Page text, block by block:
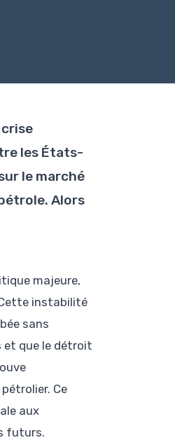
les États-
le marché
Alors
majeure,
instabilité
sans
et que le détroit
Ce
aux
futurs.